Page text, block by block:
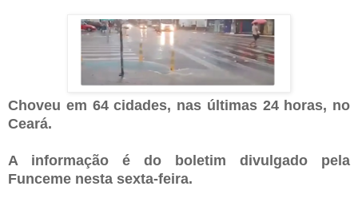
Choveu em 64 cidades, nas últimas 24 horas, no
Ceará.
A informação é do boletim divulgado pela
Funceme nesta sexta-feira.